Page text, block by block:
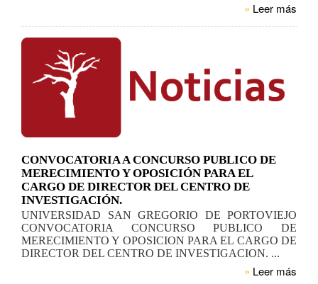
» Leer más
CONVOCATORIA A CONCURSO PUBLICO DE
MERECIMIENTO Y OPOSICIÓN PARA EL
CARGO DE DIRECTOR DEL CENTRO DE
INVESTIGACIÓN.
UNIVERSIDAD SAN GREGORIO DE PORTOVIEJO
CONVOCATORIA CONCURSO PUBLICO DE
MERECIMIENTO Y OPOSICION PARA EL CARGO DE
DIRECTOR DEL CENTRO DE INVESTIGACION. ...
» Leer más